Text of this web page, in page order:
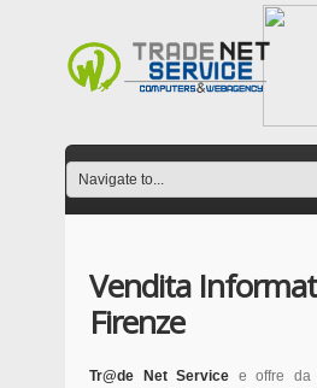
Vendita
Firenze
Tr@de Net Service e offre da